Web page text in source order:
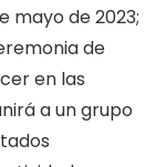
mayo de 2023;
de
en las
a un grupo